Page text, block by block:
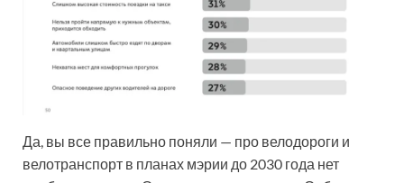
Да, вы все правильно поняли — про велодороги и
велотранспорт в планах мэрии до 2030 года нет